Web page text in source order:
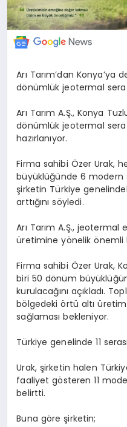
Arı Tarım’dan Konya’ya
dönümlük jeotermal
Arı Tarım A.Ş., Konya
dönümlük jeotermal sera
hazırlanıyor.
Firma sahibi Özer Urak,
büyüklüğünde 6 modern
şirketin Türkiye
arttığını söyledi.
Arı Tarım A.Ş.,
üretimine yönelik önemli
Firma sahibi Özer Urak,
biri 50 dönüm
kurulacağını açıkladı.
bölgedeki örtü altı
sağlaması bekleniyor.
Türkiye genelinde 11
Urak, şirketin halen
faaliyet gösteren 11
belirtti.
Buna göre şirketin;